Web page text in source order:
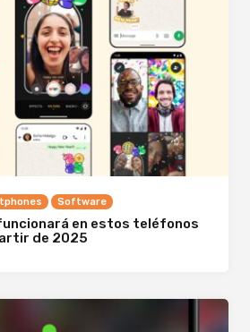
Software
en estos teléfonos
de 2025